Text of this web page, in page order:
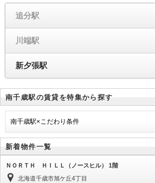
追分駅
川端駅
新夕張駅
南千歳駅の賃貸を特集から探す
南千歳駅×こだわり条件
新着物件一覧
ＮＯＲＴＨ ＨＩＬＬ（ノースヒル） 1階
北海道千歳市旭ケ丘4丁目